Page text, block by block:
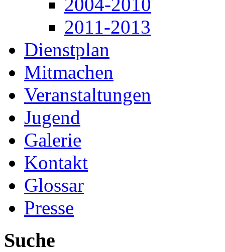
2011-2013
Dienstplan
Mitmachen
Veranstaltungen
Jugend
Galerie
Kontakt
Glossar
Presse
Suche